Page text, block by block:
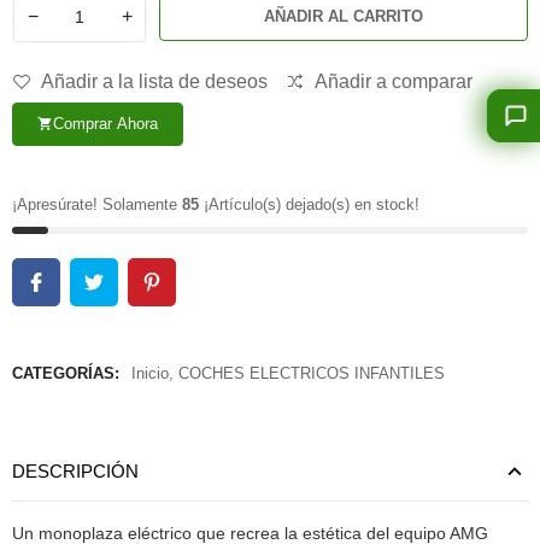
− + AÑADIR AL CARRITO
Añadir a la lista de deseos Añadir a comparar
shopping_cartComprar Ahora
¡Apresúrate! Solamente 85 ¡Artículo(s) dejado(s) en stock!
CATEGORÍAS: Inicio COCHES ELECTRICOS INFANTILES
DESCRIPCIÓN
Un monoplaza eléctrico que recrea la estética del equipo AMG